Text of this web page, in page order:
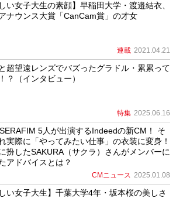
しい女子大生の素顔】早稲田大学・渡邉結衣、
ナウンス大賞「CanCam賞」の才女
連載 2021.04.21
超望遠レンズでバズったグラドル・累累って
？（インタビュー）
特集 2025.06.16
5人が出演するIndeedの新CM！ そ
実際に「やってみたい仕事」の衣装に変身！
扮したSAKURA（サクラ）さんがメンバーに
アドバイスとは？
CMニュース 2025.01.08
しい女子大生】千葉大学4年・坂本桜の美しさ